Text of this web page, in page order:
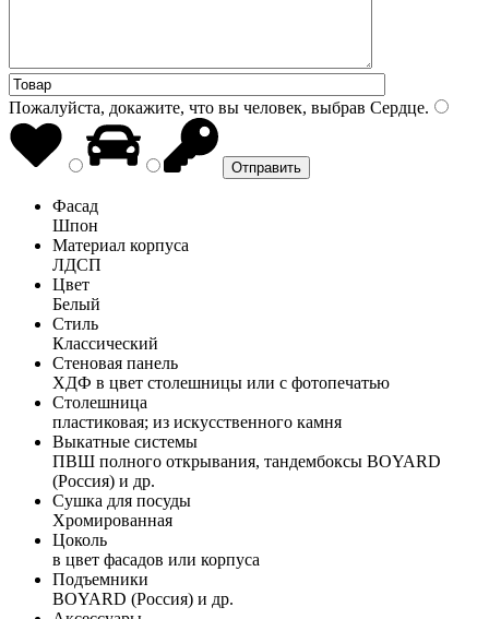
Пожалуйста, докажите, что вы человек, выбрав Сердце.
Фасад
Шпон
Материал корпуса
ЛДСП
Цвет
Белый
Стиль
Классический
Стеновая панель
ХДФ в цвет столешницы или с фотопечатью
Столешница
пластиковая; из искусственного камня
Выкатные системы
ПВШ полного открывания, тандембоксы BOYARD
(Россия) и др.
Сушка для посуды
Хромированная
Цоколь
в цвет фасадов или корпуса
Подъемники
BOYARD (Россия) и др.